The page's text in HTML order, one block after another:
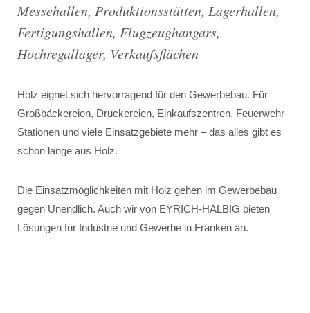
Messehallen, Produktionsstätten, Lagerhallen,
Fertigungshallen, Flugzeughangars,
Hochregallager, Verkaufsflächen
Holz eignet sich hervorragend für den Gewerbebau. Für
Großbäckereien, Druckereien, Einkaufszentren, Feuerwehr-
Stationen und viele Einsatzgebiete mehr – das alles gibt es
schon lange aus Holz.
Die Einsatzmöglichkeiten mit Holz gehen im Gewerbebau
gegen Unendlich. Auch wir von EYRICH-HALBIG bieten
Lösungen für Industrie und Gewerbe in Franken an.